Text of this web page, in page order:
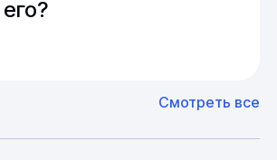
в зависимости от различных
до 1 недели.
производства.
опыт поставок из Европы и
наших партнеров мы сможем
Смотреть все